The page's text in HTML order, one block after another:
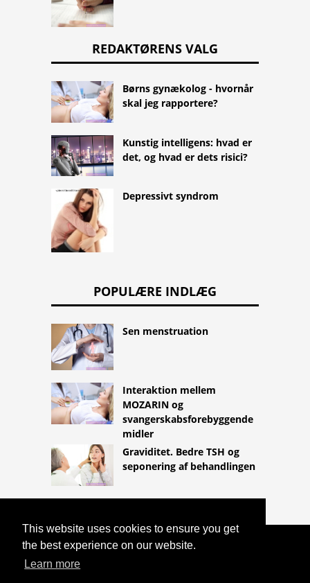
This website uses cookies to ensure you get
the best experience on our website.
Learn more
REDAKTØRENS VALG
Børns gynækolog - hvornår
skal jeg rapportere?
Kunstig intelligens: hvad er
det, og hvad er dets risici?
Depressivt syndrom
POPULÆRE INDLÆG
Sen menstruation
Interaktion mellem
MOZARIN og
svangerskabsforebyggende
midler
Graviditet. Bedre TSH og
seponering af behandlingen
COPYRIGHT 2026
SOMMERFUGLFORMET ERYTEM I